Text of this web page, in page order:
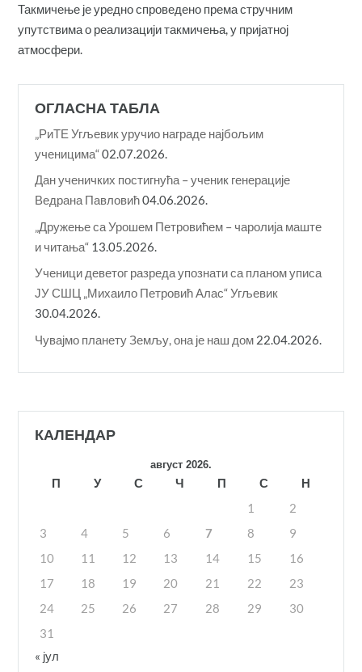
Такмичење је уредно спроведено према стручним
упутствима о реализацији такмичења, у пријатној
атмосфери.
ОГЛАСНА ТАБЛА
„РиТЕ Угљевик уручио награде најбољим
ученицима“02.07.2026.
Дан ученичких постигнућа – ученик генерације
Ведрана Павловић04.06.2026.
„Дружење са Урошем Петровићем – чаролија маште
и читања“ 13.05.2026.
Ученици деветог разреда упознати са планом уписа
ЈУ СШЦ „Михаило Петровић Алас“ Угљевик
30.04.2026.
Чувајмо планету Земљу, она је наш дом 22.04.2026.
КАЛЕНДАР
август 2026.
П У С Ч П С
Н
1
2
3
4 5 6 7 8
9
10
11 12 13 14 15
16
17
18 19 20 21 22
23
24
25 26 27 28 29
30
31
« јул